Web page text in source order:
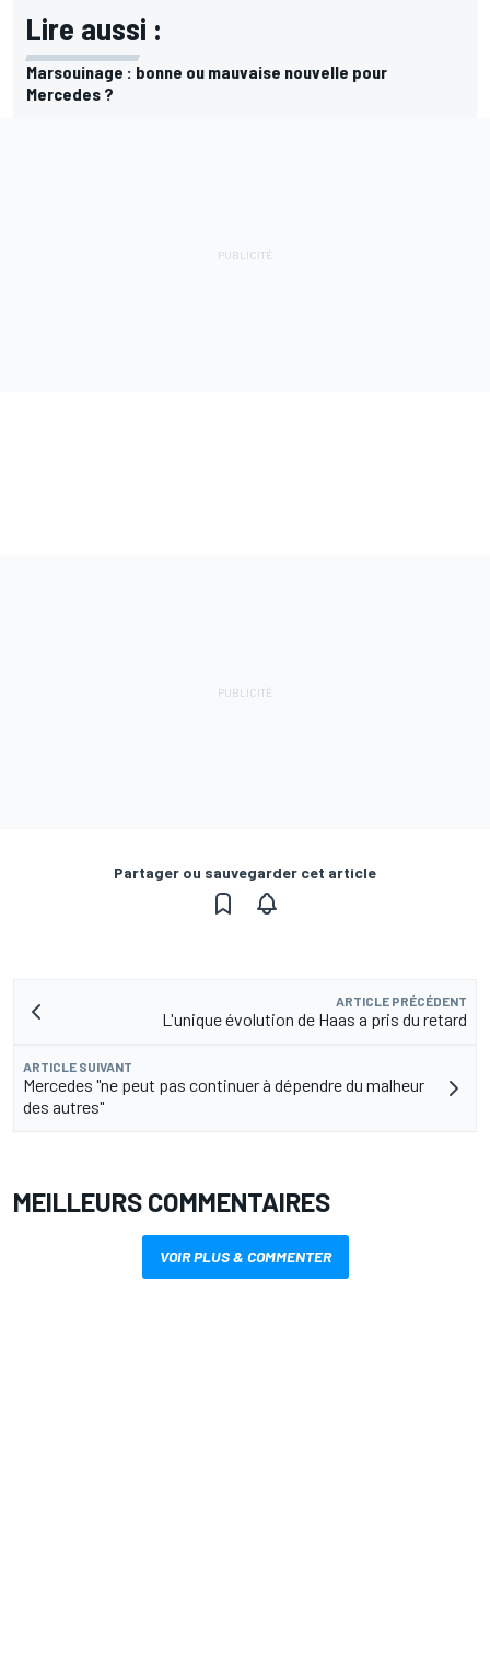
Lire aussi :
Marsouinage : bonne ou mauvaise nouvelle pour
Mercedes ?
Partager ou sauvegarder cet article
ARTICLE PRÉCÉDENT
L'unique évolution de Haas a pris du retard
ARTICLE SUIVANT
Mercedes "ne peut pas continuer à dépendre du malheur
des autres"
MEILLEURS COMMENTAIRES
VOIR PLUS & COMMENTER